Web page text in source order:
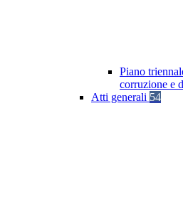
Piano
corruzione e
Atti generali 54